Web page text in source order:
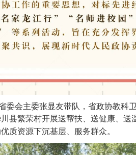
委会主委张显友带队，省政协教科
县繁荣村开展送帮扶、送健康、送
质资源下沉基层、服务群众。